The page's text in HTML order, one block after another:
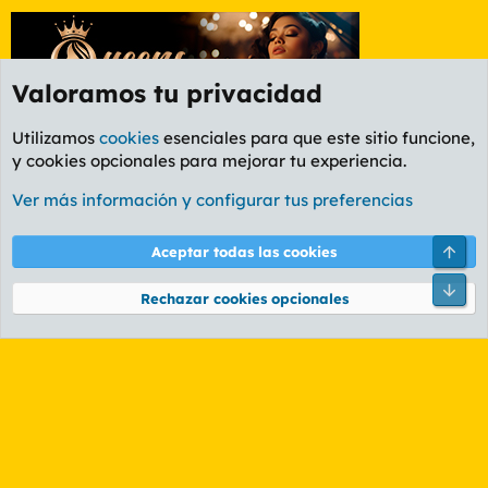
Etiquetas
Cookies
PL OLDSTYLE AMARILLO
Términos y reglas Política de privacidad Ayuda
Community platform by XenForo® © 2010-2026 XenForo Ltd.
Valoramos tu privacidad
Utilizamos cookies esenciales para que este sitio funcione,
y cookies opcionales para mejorar tu experiencia.
Ver más información y configurar tus preferencias
Aceptar todas las cookies
Rechazar cookies opcionales
Pie